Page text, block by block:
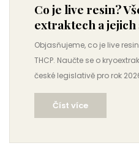
Co je live resin?
extraktech a jejich
Objasňujeme, co je live
THCP. Naučte se o
české legislativě pro rok
Číst více